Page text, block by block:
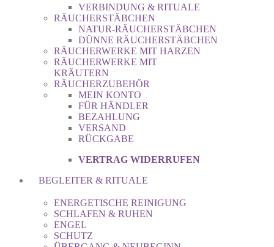
VERBINDUNG & RITUALE
RÄUCHERSTÄBCHEN
NATUR-RÄUCHERSTÄBCHEN
DÜNNE RÄUCHERSTÄBCHEN
RÄUCHERWERKE MIT HARZEN
RÄUCHERWERKE MIT
KRÄUTERN
RÄUCHERZUBEHÖR
MEIN KONTO
FÜR HÄNDLER
BEZAHLUNG
VERSAND
RÜCKGABE
VERTRAG WIDERRUFEN
BEGLEITER & RITUALE
ENERGETISCHE REINIGUNG
SCHLAFEN & RUHEN
ENGEL
SCHUTZ